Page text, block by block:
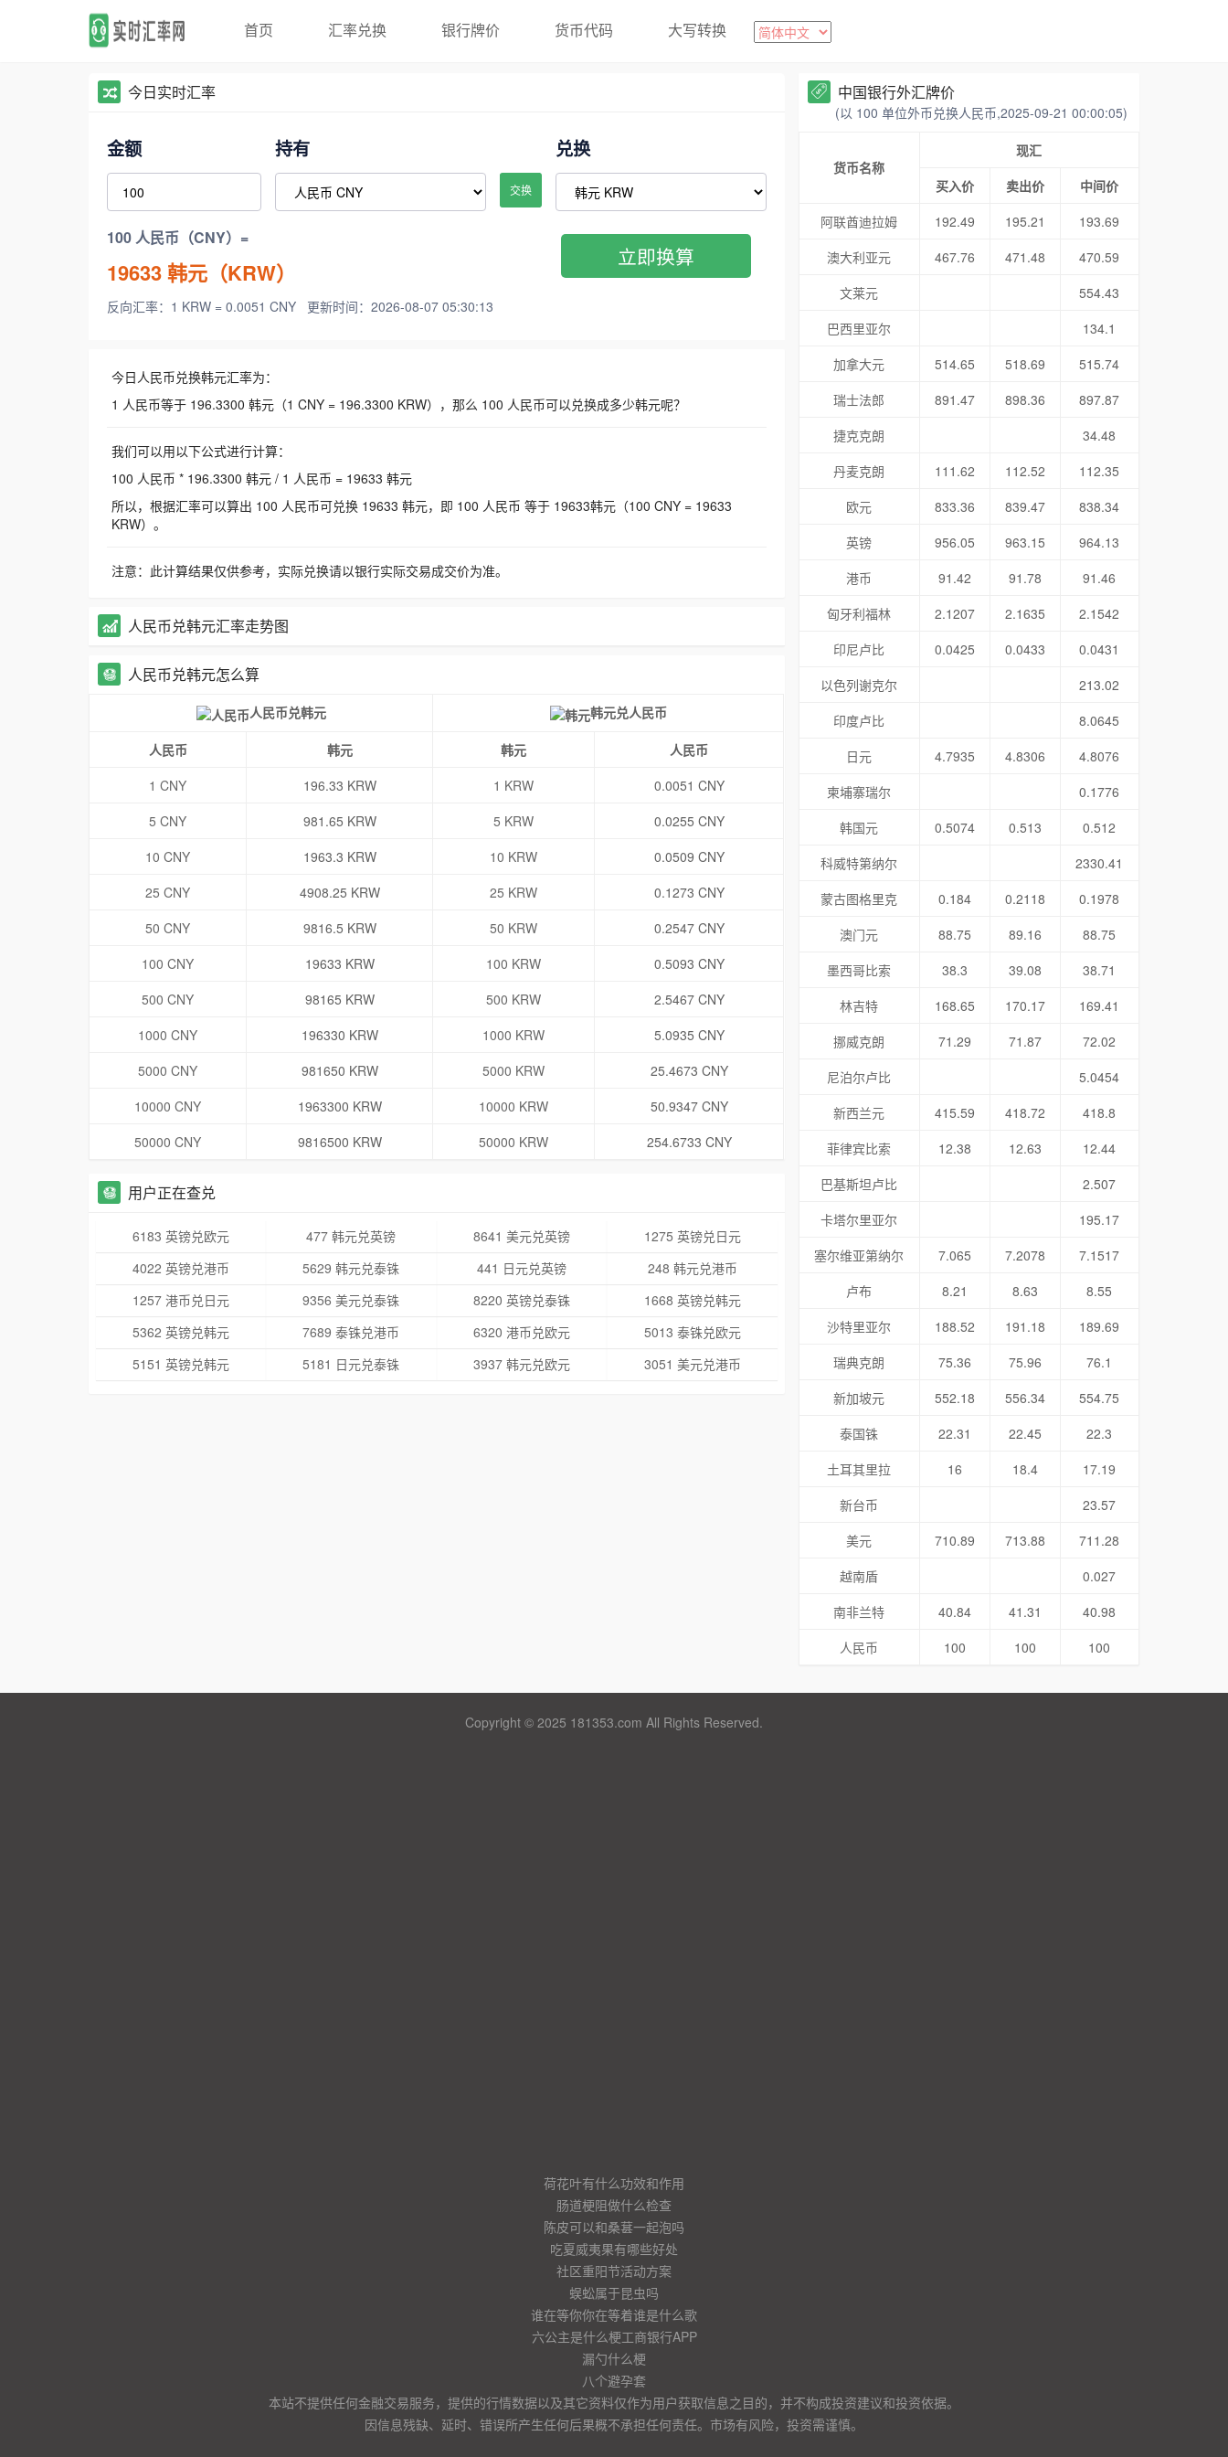
首页 汇率兑换 银行牌价 货币代码 大写转换
今日实时汇率
金额 持有
交换
兑换
100 人民币（CNY）=
19633韩元（KRW）
反向汇率：1 KRW = 0.0051 CNY 更新时间：2026-08-07 05:30:13
立即换算
今日人民币兑换韩元汇率为：
1 人民币等于 196.3300 韩元（1 CNY = 196.3300 KRW），那么 100 人民币可以兑换成多少韩元呢？
我们可以用以下公式进行计算：
100 人民币 * 196.3300 韩元 / 1 人民币 = 19633 韩元
所以，根据汇率可以算出 100 人民币可兑换 19633 韩元，即 100 人民币 等于 19633韩元（100 CNY = 19633
KRW）。
注意：此计算结果仅供参考，实际兑换请以银行实际交易成交价为准。
人民币兑韩元汇率走势图
人民币兑韩元怎么算
人民币兑韩元 韩元兑人民币
人民币 韩元 韩元
人民币
1 CNY
196.33 KRW 1 KRW
0.0051 CNY
5 CNY
981.65 KRW 5 KRW
0.0255 CNY
10 CNY
1963.3 KRW 10 KRW
0.0509 CNY
25 CNY
4908.25 KRW 25 KRW
0.1273 CNY
50 CNY
9816.5 KRW 50 KRW
0.2547 CNY
100 CNY
19633 KRW 100 KRW
0.5093 CNY
500 CNY
98165 KRW 500 KRW
2.5467 CNY
1000 CNY
196330 KRW 1000 KRW
5.0935 CNY
5000 CNY
981650 KRW 5000 KRW
25.4673 CNY
10000 CNY
1963300 KRW 10000 KRW
50.9347 CNY
50000 CNY
9816500 KRW 50000 KRW 254.6733 CNY
用户正在查兑
6183 英镑兑欧元 477 韩元兑英镑 8641 美元兑英镑
1275 英镑兑日元
4022 英镑兑港币
5629 韩元兑泰铢 441 日元兑英镑
248 韩元兑港币
1257 港币兑日元
9356 美元兑泰铢 8220 英镑兑泰铢
1668 英镑兑韩元
5362 英镑兑韩元
7689 泰铢兑港币 6320 港币兑欧元
5013 泰铢兑欧元
5151 英镑兑韩元
5181 日元兑泰铢 3937 韩元兑欧元 3051 美元兑港币
中国银行外汇牌价
(以 100 单位外币兑换人民币,2025-09-21 00:00:05)
货币名称
现汇
买入价
卖出价
中间价
阿联酋迪拉姆
192.49 195.21
193.69
澳大利亚元
467.76 471.48
470.59
文莱元
554.43
巴西里亚尔
134.1
加拿大元
514.65 518.69
515.74
瑞士法郎
891.47 898.36
897.87
捷克克朗
34.48
丹麦克朗
111.62 112.52
112.35
欧元
833.36 839.47
838.34
英镑
956.05 963.15
964.13
港币
91.42 91.78
91.46
匈牙利福林
2.1207 2.1635
2.1542
印尼卢比
0.0425 0.0433
0.0431
以色列谢克尔
213.02
印度卢比
8.0645
日元
4.7935 4.8306
4.8076
柬埔寨瑞尔
0.1776
韩国元
0.5074 0.513
0.512
科威特第纳尔
2330.41
蒙古图格里克
0.184 0.2118
0.1978
澳门元
88.75 89.16
88.75
墨西哥比索
38.3 39.08
38.71
林吉特
168.65 170.17
169.41
挪威克朗
71.29 71.87
72.02
尼泊尔卢比
5.0454
新西兰元
415.59 418.72
418.8
菲律宾比索
12.38 12.63
12.44
巴基斯坦卢比
2.507
卡塔尔里亚尔
195.17
塞尔维亚第纳尔
7.065 7.2078
7.1517
卢布
8.21 8.63
8.55
沙特里亚尔
188.52 191.18
189.69
瑞典克朗
75.36 75.96
76.1
新加坡元
552.18 556.34
554.75
泰国铢
22.31 22.45
22.3
土耳其里拉
16 18.4
17.19
新台币
23.57
美元
710.89 713.88
711.28
越南盾
0.027
南非兰特
40.84 41.31
40.98
人民币
100 100 100
Copyright © 2025 181353.com All Rights Reserved.
荷花叶有什么功效和作用
肠道梗阻做什么检查
陈皮可以和桑葚一起泡吗
吃夏威夷果有哪些好处
社区重阳节活动方案
蜈蚣属于昆虫吗
谁在等你你在等着谁是什么歌
六公主是什么梗工商银行APP
漏勺什么梗
八个避孕套
本站不提供任何金融交易服务，提供的行情数据以及其它资料仅作为用户获取信息之目的，并不构成投资建议和投资依据。
因信息残缺、延时、错误所产生任何后果概不承担任何责任。市场有风险，投资需谨慎。